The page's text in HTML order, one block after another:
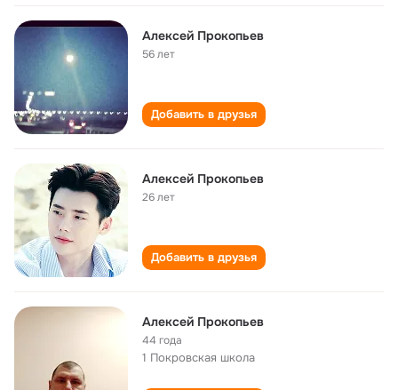
Алексей Прокопьев
56 лет
Добавить в друзья
Алексей Прокопьев
26 лет
Добавить в друзья
Алексей Прокопьев
44 года
1 Покровская школа